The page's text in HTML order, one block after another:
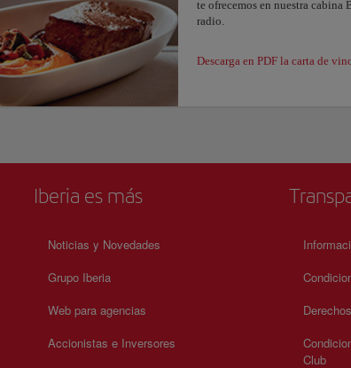
te ofrecemos en nuestra cabina
radio.
Descarga en PDF la carta de
Iberia es más
Noticias y Novedades
Grupo Iberia
Web para agencias
Accionistas e Inversores
Club